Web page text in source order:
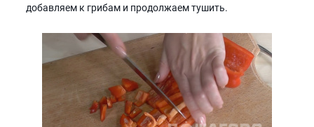
добавляем к грибам и продолжаем тушить.